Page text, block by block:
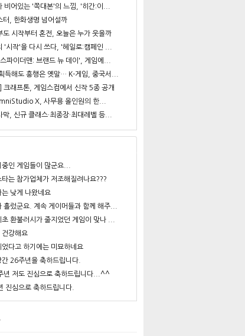
비어있는 '쪽대본'의 느낌, '히간:이...
터, 한화생명 넘어설까
도 시작부터 혼전, 오늘은 누가 웃을까
'시작'을 다시 쓰다, '헤일로:캠페인 ...
파이더맨: 브랜드 뉴 데이', 게임에...
득해도 흥행은 옛말… K-게임, 중국서...
] 크래프톤, 게임스컴에서 신작 5종 공개
X, 사무용 올인원의 한...
막, 신규 클래스·최종장·최대레벨 등...
인 게임들이 많군요...
타는 참가업체가 저조해질려나요???
는 낮게 나왔네요
흘렀군요. 계속 게이머들과 함께 해주...
초 환불러시가 줄지었던 게임이 맞나 ...
건강해요
었다고 하기에는 미묘하네요
간 26주년을 축하드립니다.
년 저도 진심으로 축하드립니다...^^
진심으로 축하드립니다.